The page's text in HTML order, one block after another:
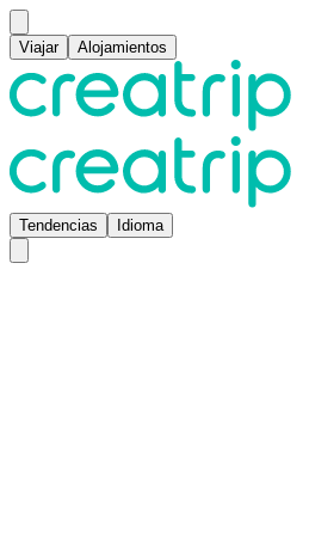
Viajar Alojamientos
Tendencias Idioma